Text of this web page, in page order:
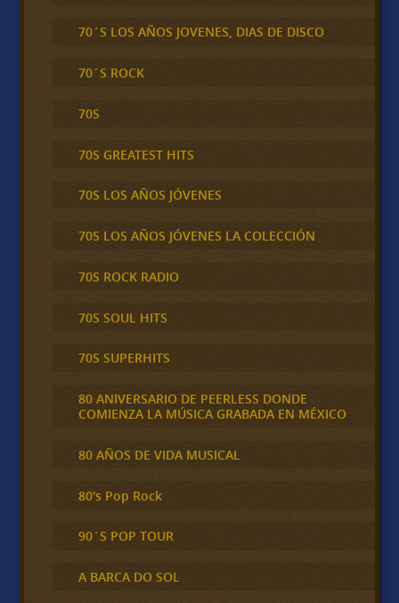
70´S LOS AÑOS JOVENES, DIAS DE DISCO
70´S ROCK
70S
70S GREATEST HITS
70S LOS AÑOS JÓVENES
70S LOS AÑOS JÓVENES LA COLECCIÓN
70S ROCK RADIO
70S SOUL HITS
70S SUPERHITS
80 ANIVERSARIO DE PEERLESS DONDE
COMIENZA LA MÚSICA GRABADA EN MÉXICO
80 AÑOS DE VIDA MUSICAL
80's Pop Rock
90´S POP TOUR
A BARCA DO SOL